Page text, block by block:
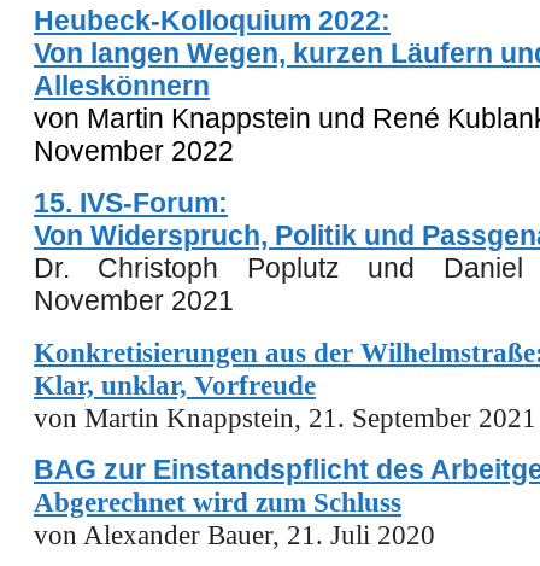
Heubeck-Kolloquium 2022:
Von langen Wegen, kurzen Läufern
Alleskönnern
von Martin Knappstein und René
November 2022
15. IVS-Forum:
Von Widerspruch, Politik und
Dr. Christoph Poplutz und
November 2021
Konkretisierungen aus der
Klar, unklar, Vorfreude
von Martin Knappstein, 21. September 2021
BAG zur Einstandspflicht des
Abgerechnet wird zum Schluss
von Alexander Bauer, 21. Juli 2020